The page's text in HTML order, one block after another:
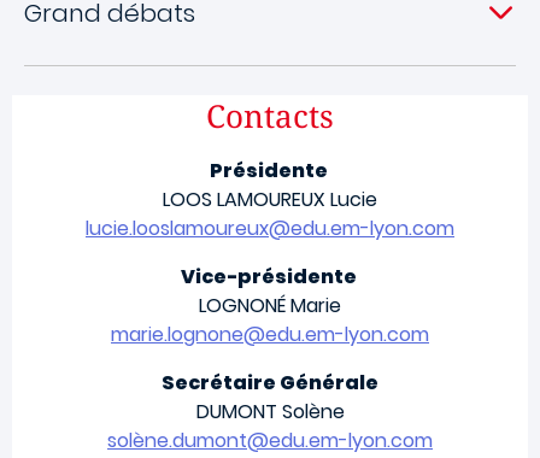
Grand débats
Contacts
Présidente
LOOS LAMOUREUX Lucie
lucie.looslamoureux@edu.em-lyon.com
Vice-présidente
LOGNONÉ Marie
marie.lognone@edu.em-lyon.com
Secrétaire Générale
DUMONT Solène
solène.dumont@edu.em-lyon.com